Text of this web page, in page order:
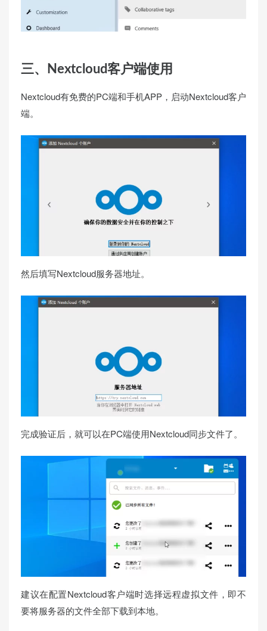
三、Nextcloud客户端使用
Nextcloud有免费的PC端和手机APP，启动Nextcloud客户
端。
然后填写Nextcloud服务器地址。
完成验证后，就可以在PC端使用Nextcloud同步文件了。
建议在配置Nextcloud客户端时选择远程虚拟文件，即不
要将服务器的文件全部下载到本地。